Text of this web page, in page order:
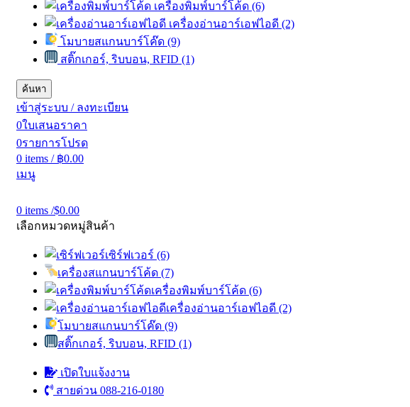
เครื่องพิมพ์บาร์โค้ด (6)
เครื่องอ่านอาร์เอฟไอดี (2)
โมบายสแกนบาร์โค๊ด (9)
สติ๊กเกอร์, ริบบอน, RFID (1)
ค้นหา
เข้าสู่ระบบ / ลงทะเบียน
0ใบเสนอราคา
0รายการโปรด
0 items / ฿0.00
เมนู
0 items /$0.00
เลือกหมวดหมู่สินค้า
เซิร์ฟเวอร์ (6)
เครื่องสแกนบาร์โค้ด (7)
เครื่องพิมพ์บาร์โค้ด (6)
เครื่องอ่านอาร์เอฟไอดี (2)
โมบายสแกนบาร์โค๊ด (9)
สติ๊กเกอร์, ริบบอน, RFID (1)
เปิดใบแจ้งงาน
สายด่วน 088-216-0180